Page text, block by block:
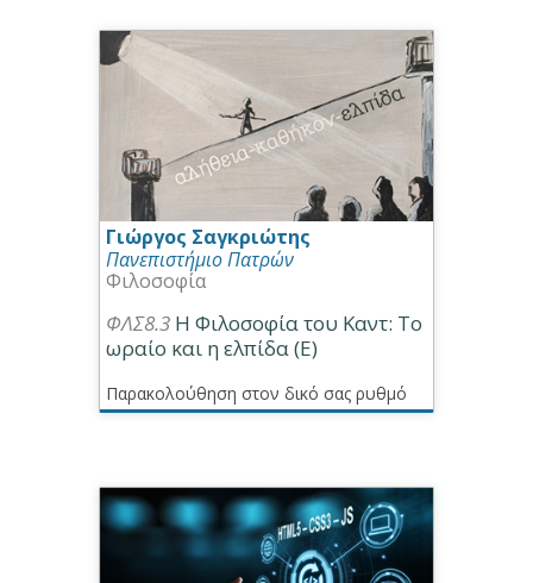
Γιώργος Σαγκριώτης
Πανεπιστήμιο Πατρών
Φιλοσοφία
ΦΛΣ8.3 Η Φιλοσοφία του Καντ: Το
ωραίο και η ελπίδα (E)
Παρακολούθηση στον δικό σας ρυθμό